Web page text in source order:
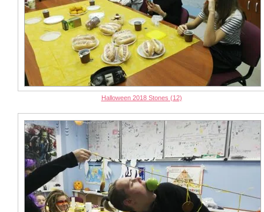
Halloween 2018 Stones (12)